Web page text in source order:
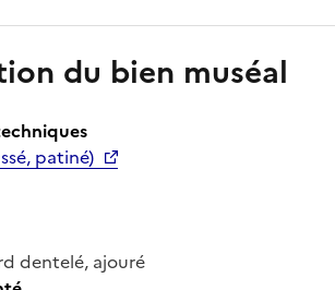
du bien muséal
patiné)
dentelé, ajouré